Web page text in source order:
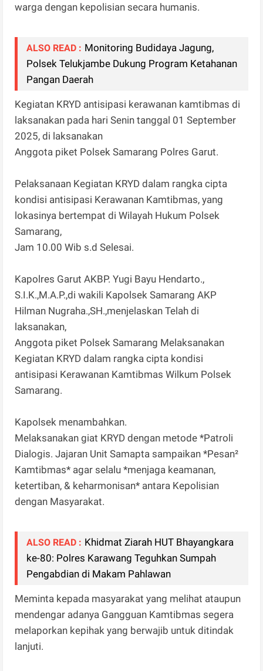
warga dengan kepolisian secara humanis.
ALSO READ : Monitoring Budidaya Jagung,
Polsek Telukjambe Dukung Program Ketahanan
Pangan Daerah
Kegiatan KRYD antisipasi kerawanan kamtibmas di
laksanakan pada hari Senin tanggal 01 September
2025, di laksanakan
Anggota piket Polsek Samarang Polres Garut.
Pelaksanaan Kegiatan KRYD dalam rangka cipta
kondisi antisipasi Kerawanan Kamtibmas, yang
lokasinya bertempat di Wilayah Hukum Polsek
Samarang,
Jam 10.00 Wib s.d Selesai.
Kapolres Garut AKBP. Yugi Bayu Hendarto.,
S.I.K.,M.A.P.,di wakili Kapolsek Samarang AKP
Hilman Nugraha.,SH.,menjelaskan Telah di
laksanakan,
Anggota piket Polsek Samarang Melaksanakan
Kegiatan KRYD dalam rangka cipta kondisi
antisipasi Kerawanan Kamtibmas Wilkum Polsek
Samarang.
Kapolsek menambahkan.
Melaksanakan giat KRYD dengan metode *Patroli
Dialogis. Jajaran Unit Samapta sampaikan *Pesan²
Kamtibmas* agar selalu *menjaga keamanan,
ketertiban, & keharmonisan* antara Kepolisian
dengan Masyarakat.
ALSO READ : Khidmat Ziarah HUT Bhayangkara
ke-80: Polres Karawang Teguhkan Sumpah
Pengabdian di Makam Pahlawan
Meminta kepada masyarakat yang melihat ataupun
mendengar adanya Gangguan Kamtibmas segera
melaporkan kepihak yang berwajib untuk ditindak
lanjuti.